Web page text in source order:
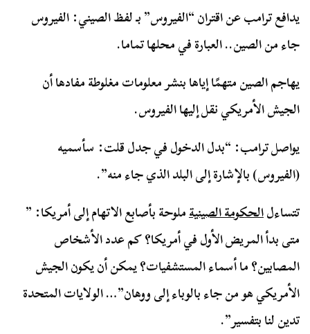
يدافع ترامب عن اقتران “الفيروس” بـ لفظ الصيني: الفيروس
جاء من الصين.. العبارة في محلها تماما.
يهاجم الصين متهمًا إياها بنشر معلومات مغلوطة مفادها أن
الجيش الأمريكي نقل إليها الفيروس.
يواصل ترامب: “بدل الدخول في جدل قلت: سأسميه
(الفيروس) بالإشارة إلى البلد الذي جاء منه”.
تتساءلالحكومة الصينيةملوحة بأصابع الاتهام إلى أمريكا: ”
متى بدأ المريض الأول في أمريكا؟ كم عدد الأشخاص
المصابين؟ ما أسماء المستشفيات؟ يمكن أن يكون الجيش
الأمريكي هو من جاء بالوباء إلى ووهان”… الولايات المتحدة
تدين لنا بتفسير”.